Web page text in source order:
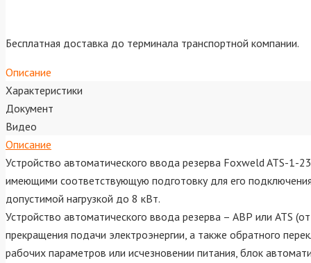
Бесплатная доставка до терминала транспортной компании.
Описание
Характеристики
Документ
Видео
Описание
Устройство автоматического ввода резерва Foxweld ATS-1-
имеющими соответствующую подготовку для его
допустимой нагрузкой до 8 кВт.
Устройство автоматического ввода резерва – АВР или ATS
прекращения подачи электроэнергии, а также обратного
рабочих параметров или исчезновении питания, блок